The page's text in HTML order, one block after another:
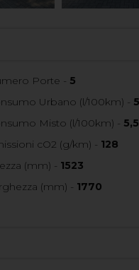
Porte - 5
Urbano (l/100km) -
Misto (l/100km) -
cO2 (g/km) - 128
(mm) - 1523
(mm) - 1770